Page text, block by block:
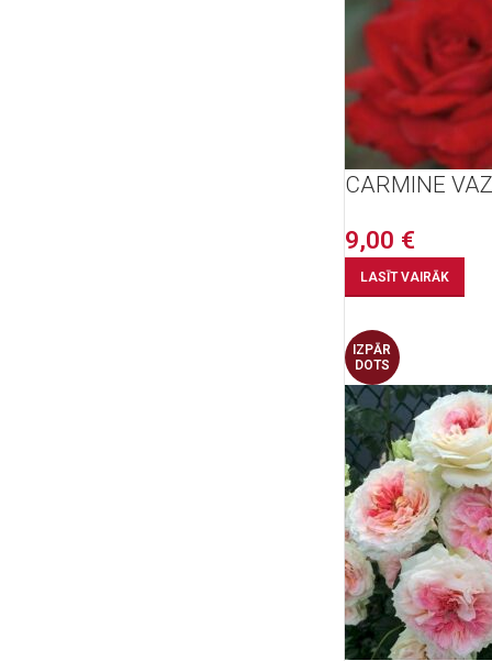
CARMINE
9,00 €
LASĪT VAIRĀK
IZPĀR
DOTS